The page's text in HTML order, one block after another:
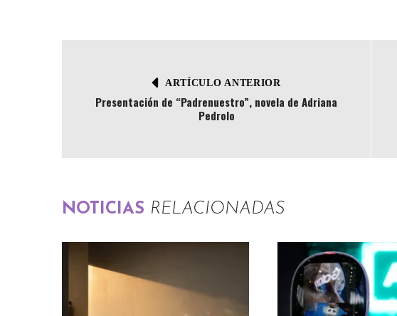
ARTÍCULO ANTERIOR
Presentación de “Padrenuestro”, novela de Adriana
Pedrolo
NOTICIAS RELACIONADAS